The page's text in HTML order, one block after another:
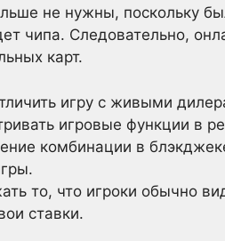
не нужны, поскольку
чипа. Следовательно,
карт.
игру с живыми
игровые функции в
комбинации в
то, что игроки обычно
ставки.